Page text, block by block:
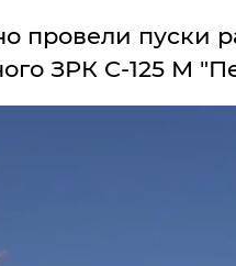
провели пуски
ЗРК C-125 М